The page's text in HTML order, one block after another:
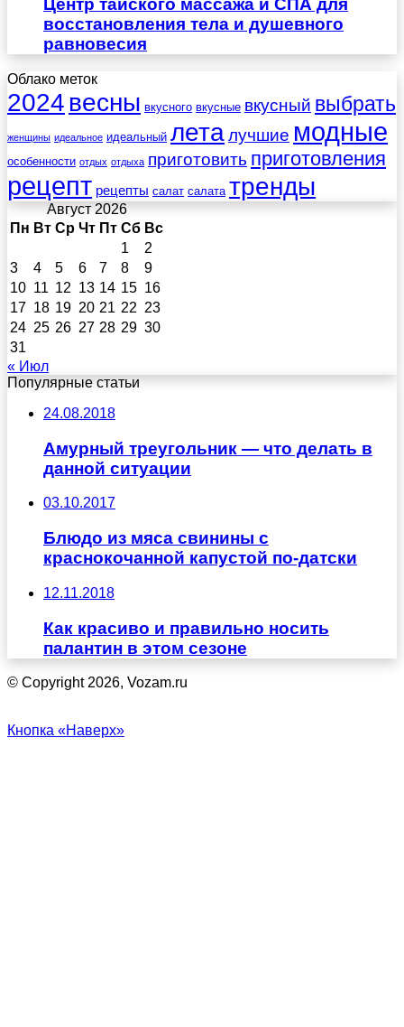
Центр тайского массажа и СПА для
восстановления тела и душевного
равновесия
Облако меток
2024 весны вкусного вкусные вкусный выбрать
женщины идеальное идеальный леталучшие модные
особенности отдых отдыха приготовить приготовления
рецепт рецепты салат салата тренды
Август 2026
Пн Вт Ср Чт Пт Сб Вс
1
2
3
4 5 6 7 8
9
10 11 12 13 14 15 16
17 18 19 20 21 22 23
24 25 26 27 28 29 30
31
« Июл
Популярные статьи
24.08.2018
Амурный треугольник — что делать в
данной ситуации
03.10.2017
Блюдо из мяса свинины с
краснокочанной капустой по-датски
12.11.2018
Как красиво и правильно носить
палантин в этом сезоне
© Copyright 2026, Vozam.ru
Кнопка «Наверх»